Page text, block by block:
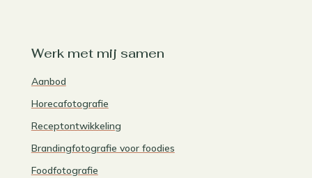
Werk met mij samen
Aanbod
Horecafotografie
Receptontwikkeling
Brandingfotografie voor foodies
Foodfotografie